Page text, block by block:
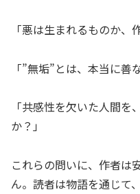
「悪は生まれるものか、
「”無垢”とは、本当に善
「共感性を欠いた人間
か？」
これらの問いに、作者は
ん。読者は物語を通じて